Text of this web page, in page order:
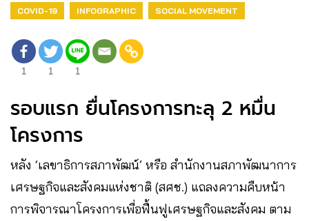
COVID-19 INFOGRAPHIC SOCIAL MOVEMENT
1 1 1
รอบแรก ยื่นโครงการทะลุ 2 หมื่น
โครงการ
หลัง ‘เลขาธิการสภาพัฒน์’ หรือ สำนักงานสภาพัฒนาการ
เศรษฐกิจและสังคมแห่งชาติ (สศช.) แถลงความคืบหน้า
การพิจารณาโครงการเพื่อฟื้นฟูเศรษฐกิจและสังคม ตาม